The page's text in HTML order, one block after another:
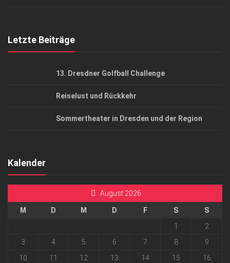
Letzte Beiträge
13. Dresdner Golfball Challenge
Reiselust und Rückkehr
Sommertheater in Dresden und der Region
Kalender
August 2026
M D M D F S
S
1
2
3
4 5 6 7 8
9
10
11 12 13 14 15
16